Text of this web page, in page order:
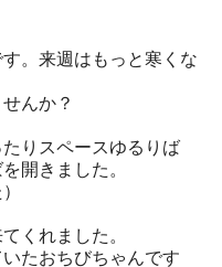
。来週はもっと寒くな
んか？
りスペースゆるりば
開きました。
くれました。
たおちびちゃんです